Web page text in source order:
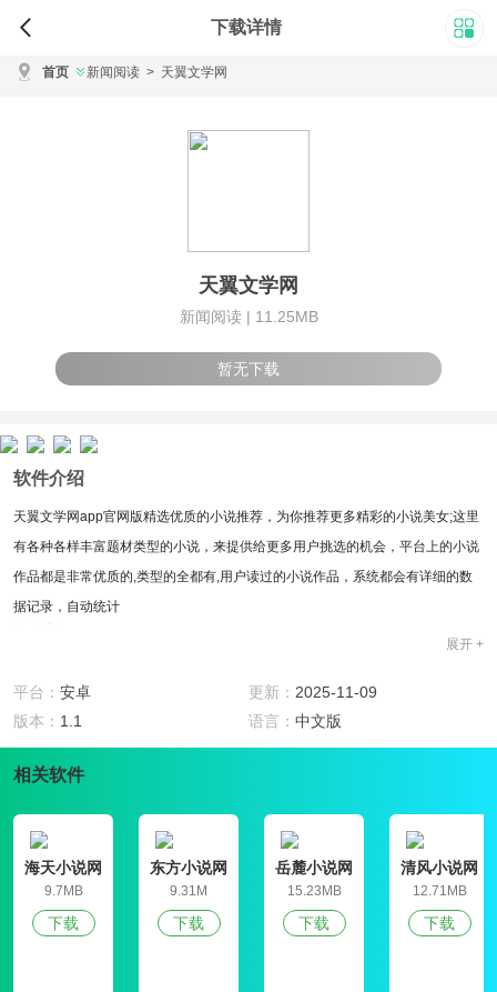
下载详情
首页 新闻阅读 > 天翼文学网
天翼文学网
新闻阅读 | 11.25MB
暂无下载
软件介绍
天翼文学网app官网版精选优质的小说推荐，为你推荐更多精彩的小说美女;这里
有各种各样丰富题材类型的小说，来提供给更多用户挑选的机会，平台上的小说
作品都是非常优质的,类型的全都有,用户读过的小说作品，系统都会有详细的数
据记录，自动统计
置，智能断章，存档，方便书迷随时随地想看就看;
2、满足了大部分喜欢看小说的需求，这里有你想不到的精彩，福利超多，精品
小说资源一应俱全，轻松阅读到不花钱的海量小说哦;
3、小编为你精选许多主题书单，各种类型的书单都有，让你能够看个够，多种
4、每一本小说内容都会有详细的介绍，大家都能提前了解一下小说的大致内
容，大量的优质资源任你在线阅读，离线缓存;
软件亮点
1、一款最近刚刚上线的小说阅读平台，天翼文学网给大家带来的都是喜欢的阅
展开 +
平台： 安卓 更新： 2025-11-09
版本： 1.1 语言： 中文版
相关软件
海天小说网
9.7MB
下载
东方小说网
9.31M
下载
岳麓小说网
15.23MB
下载
清风小说网
12.71MB
下载